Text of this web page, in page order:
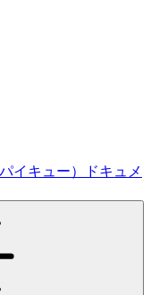
イキュー）ドキュメ